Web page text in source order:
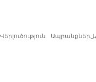
Վերլուծություն Ապրանքներ